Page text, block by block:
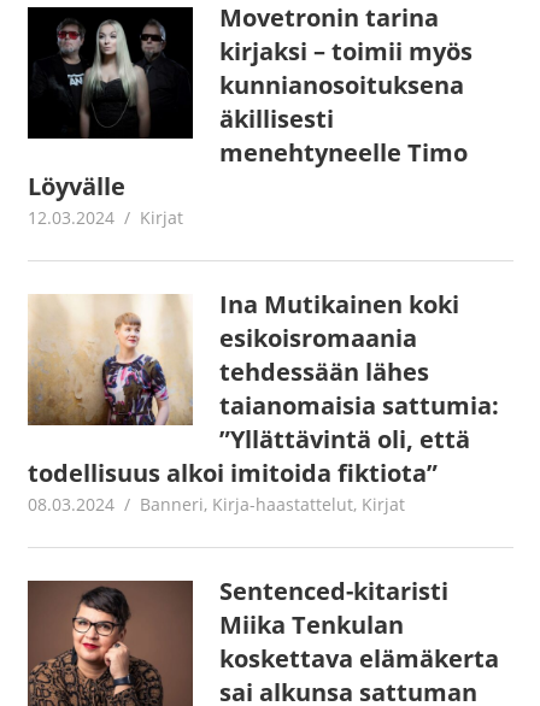
Movetronin tarina
kirjaksi – toimii myös
kunnianosoituksena
äkillisesti
menehtyneelle Timo
Löyvälle
12.03.2024 Jouni Hirn
Kirjat
Ina Mutikainen koki
esikoisromaania
tehdessään lähes
taianomaisia sattumia:
”Yllättävintä oli, että
todellisuus alkoi imitoida fiktiota”
08.03.2024 Jouni Hirn
Banneri, Kirja-haastattelut, Kirjat
Sentenced-kitaristi
Miika Tenkulan
koskettava elämäkerta
sai alkunsa sattuman